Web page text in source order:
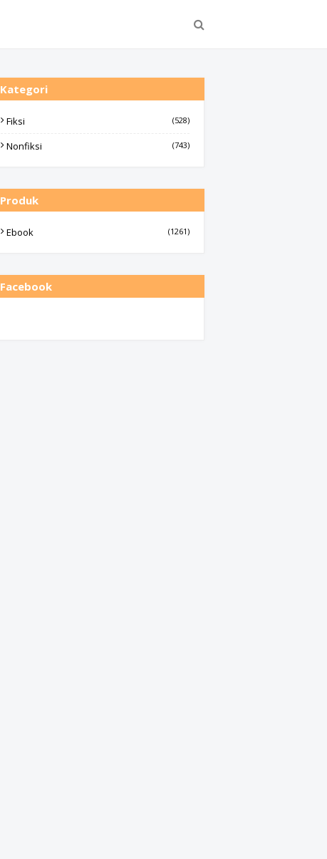
Kategori
Fiksi (528)
Nonfiksi (743)
Produk
Ebook (1261)
Facebook